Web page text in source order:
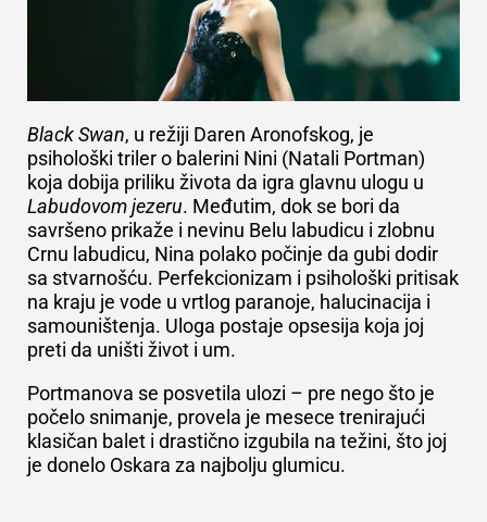
Black Swan, u režiji Daren Aronofskog, je
psihološki triler o balerini Nini (Natali Portman)
koja dobija priliku života da igra glavnu ulogu u
Labudovom jezeru. Međutim, dok se bori da
savršeno prikaže i nevinu Belu labudicu i zlobnu
Crnu labudicu, Nina polako počinje da gubi dodir
sa stvarnošću. Perfekcionizam i psihološki pritisak
na kraju je vode u vrtlog paranoje, halucinacija i
samouništenja. Uloga postaje opsesija koja joj
preti da uništi život i um.
Portmanova se posvetila ulozi – pre nego što je
počelo snimanje, provela je mesece trenirajući
klasičan balet i drastično izgubila na težini, što joj
je donelo Oskara za najbolju glumicu.